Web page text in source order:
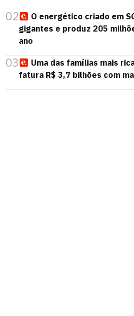
02
O energético criado em
gigantes e produz 205
ano
03
Uma das famílias mais
fatura R$ 3,7 bilhões com